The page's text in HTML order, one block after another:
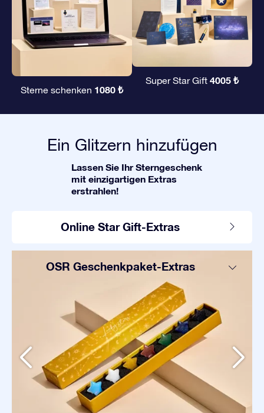
Sterne schenken 1080 ₺
Super Star Gift 4005 ₺
Ein Glitzern hinzufügen
Lassen Sie Ihr Sterngeschenk
mit einzigartigen Extras
erstrahlen!
Online Star Gift-Extras
OSR Geschenkpaket-Extras